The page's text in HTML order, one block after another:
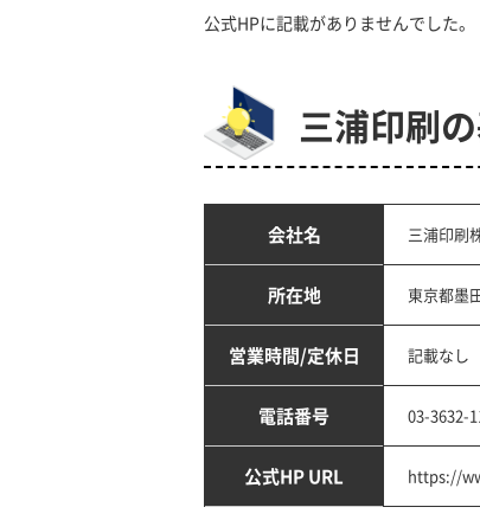
公式HPに記載がありませんでした。
三浦印刷
会社名 三浦印刷
所在地 東京都墨
営業時間/定休日 記載なし
電話番号 03-3632-
公式HP URL https://